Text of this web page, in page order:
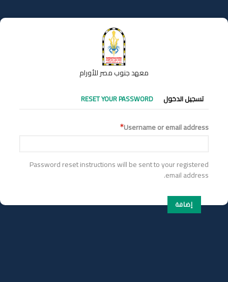
إلى
المحتوى
معهد جنوب مصر للأورام
التبويبات
الأساسية
تسجيل الدخول RESET YOUR PASSWORD
Username or email address
Password reset instructions will be sent to your registered
email address.